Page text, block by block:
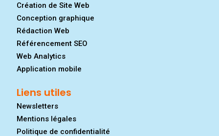
Création de Site Web
Conception graphique
Rédaction Web
Référencement SEO
Web Analytics
Application mobile
Liens utiles
Newsletters
Mentions légales
Politique de confidentialité